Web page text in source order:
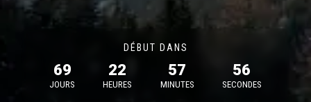
DÉBUT DANS
69
JOURS
22
HEURES
57
MINUTES
56
SECONDES